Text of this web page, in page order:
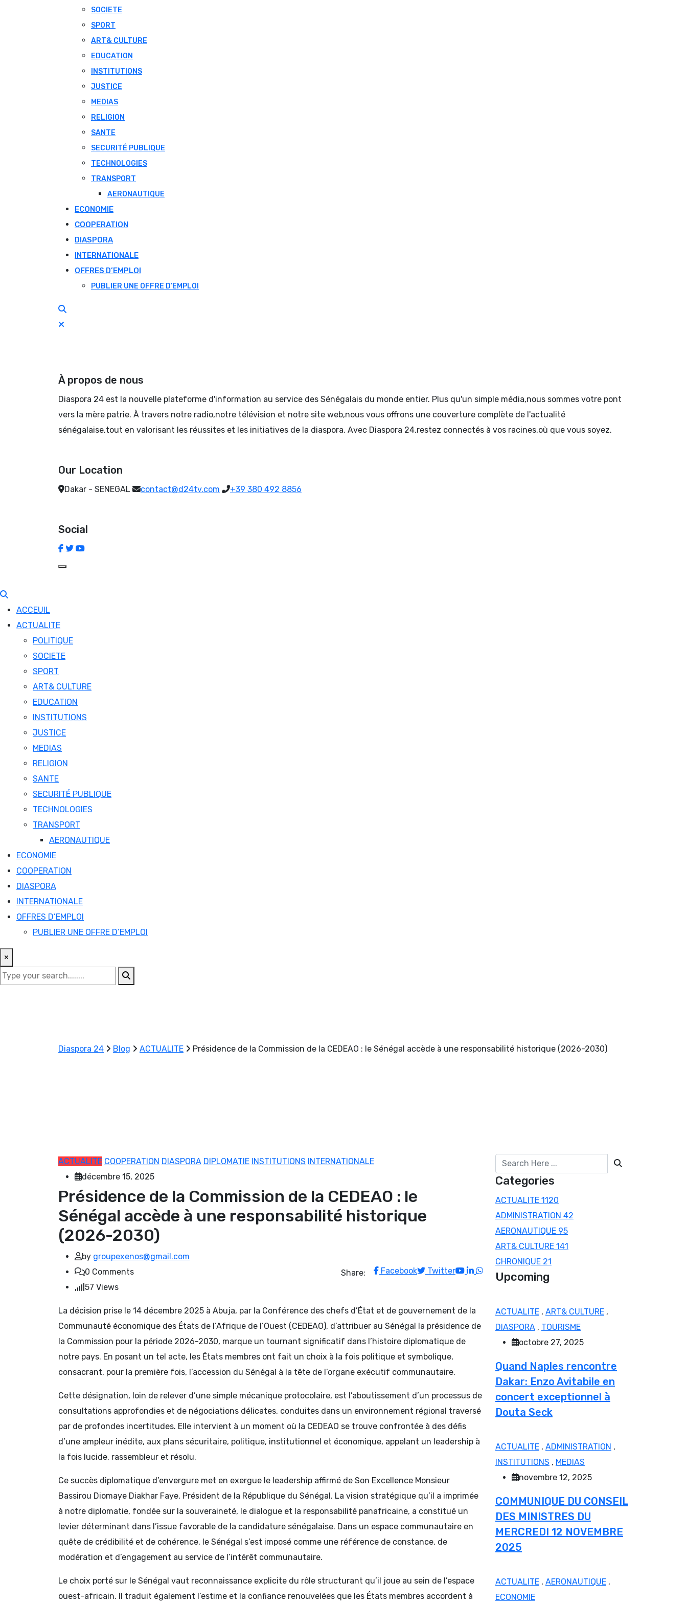
SOCIETE
SPORT
ART& CULTURE
EDUCATION
INSTITUTIONS
JUSTICE
MEDIAS
RELIGION
SANTE
SECURITÉ PUBLIQUE
TECHNOLOGIES
TRANSPORT
AERONAUTIQUE
ECONOMIE
COOPERATION
DIASPORA
INTERNATIONALE
OFFRES D’EMPLOI
PUBLIER UNE OFFRE D’EMPLOI
À propos de nous
Diaspora 24 est la nouvelle plateforme d'information au service des Sénégalais du monde entier. Plus qu'un simple média,nous sommes votre pont
vers la mère patrie. À travers notre radio,notre télévision et notre site web,nous vous offrons une couverture complète de l'actualité
sénégalaise,tout en valorisant les réussites et les initiatives de la diaspora. Avec Diaspora 24,restez connectés à vos racines,où que vous soyez.
Our Location
Dakar - SENEGAL contact@d24tv.com +39 380 492 8856
Social
ACCEUIL
ACTUALITE
POLITIQUE
SOCIETE
SPORT
ART& CULTURE
EDUCATION
INSTITUTIONS
JUSTICE
MEDIAS
RELIGION
SANTE
SECURITÉ PUBLIQUE
TECHNOLOGIES
TRANSPORT
AERONAUTIQUE
ECONOMIE
COOPERATION
DIASPORA
INTERNATIONALE
OFFRES D’EMPLOI
PUBLIER UNE OFFRE D’EMPLOI
×
Diaspora 24 Blog ACTUALITE Présidence de la Commission de la CEDEAO : le Sénégal accède à une responsabilité historique (2026-2030)
ACTUALITE COOPERATION DIASPORA DIPLOMATIE INSTITUTIONS INTERNATIONALE
décembre 15, 2025
Présidence de la Commission de la CEDEAO : le
Sénégal accède à une responsabilité historique
(2026-2030)
by groupexenos@gmail.com
0 Comments
57 Views
Share: Facebook Twitter Youtube
LinkedIn
Whatsapp
La décision prise le 14 décembre 2025 à Abuja, par la Conférence des chefs d’État et de gouvernement de la
Communauté économique des États de l’Afrique de l’Ouest (CEDEAO), d’attribuer au Sénégal la présidence de
la Commission pour la période 2026-2030, marque un tournant significatif dans l’histoire diplomatique de
notre pays. En posant un tel acte, les États membres ont fait un choix à la fois politique et symbolique,
consacrant, pour la première fois, l’accession du Sénégal à la tête de l’organe exécutif communautaire.
Cette désignation, loin de relever d’une simple mécanique protocolaire, est l’aboutissement d’un processus de
consultations approfondies et de négociations délicates, conduites dans un environnement régional traversé
par de profondes incertitudes. Elle intervient à un moment où la CEDEAO se trouve confrontée à des défis
d’une ampleur inédite, aux plans sécuritaire, politique, institutionnel et économique, appelant un leadership à
la fois lucide, rassembleur et résolu.
Ce succès diplomatique d’envergure met en exergue le leadership affirmé de Son Excellence Monsieur
Bassirou Diomaye Diakhar Faye, Président de la République du Sénégal. La vision stratégique qu’il a imprimée
à notre diplomatie, fondée sur la souveraineté, le dialogue et la responsabilité panafricaine, a constitué un
levier déterminant dans l’issue favorable de la candidature sénégalaise. Dans un espace communautaire en
quête de crédibilité et de cohérence, le Sénégal s’est imposé comme une référence de constance, de
modération et d’engagement au service de l’intérêt communautaire.
Le choix porté sur le Sénégal vaut reconnaissance explicite du rôle structurant qu’il joue au sein de l’espace
ouest-africain. Il traduit également l’estime et la confiance renouvelées que les États membres accordent à
Categories
ACTUALITE 1120
ADMINISTRATION 42
AERONAUTIQUE 95
ART& CULTURE 141
CHRONIQUE 21
Upcoming
ACTUALITE , ART& CULTURE ,
DIASPORA , TOURISME
octobre 27, 2025
Quand Naples rencontre
Dakar: Enzo Avitabile en
concert exceptionnel à
Douta Seck
ACTUALITE , ADMINISTRATION ,
INSTITUTIONS , MEDIAS
novembre 12, 2025
COMMUNIQUE DU CONSEIL
DES MINISTRES DU
MERCREDI 12 NOVEMBRE
2025
ACTUALITE , AERONAUTIQUE ,
ECONOMIE